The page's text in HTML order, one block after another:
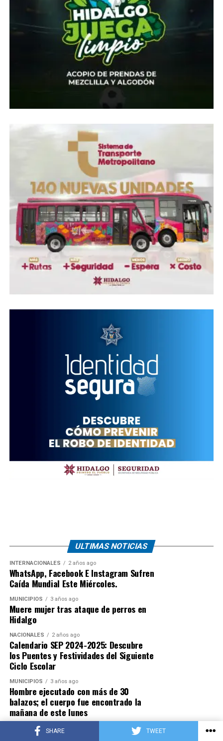
SHARE TWEET
ULTIMAS NOTICIAS
INTERNACIONALES 2 años ago
WhatsApp, Facebook E Instagram Sufren
Caída Mundial Este Miércoles.
MUNICIPIOS 3 años ago
Muere mujer tras ataque de perros en
Hidalgo
NACIONALES 2 años ago
Calendario SEP 2024-2025: Descubre
los Puentes y Festividades del Siguiente
Ciclo Escolar
MUNICIPIOS 3 años ago
Hombre ejecutado con más de 30
balazos; el cuerpo fue encontrado la
mañana de este lunes
MUNICIPIOS 3 años ago
Motociclista muere luego de sufrir un